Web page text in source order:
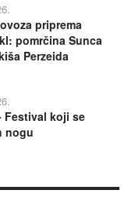
priprema
pomrčina Sunca
Perzeida
Festival koji se
nogu